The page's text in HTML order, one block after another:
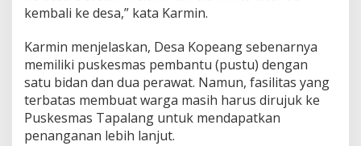
kembali ke desa,” kata Karmin.
Karmin menjelaskan, Desa Kopeang sebenarnya
memiliki puskesmas pembantu (pustu) dengan
satu bidan dan dua perawat. Namun, fasilitas yang
terbatas membuat warga masih harus dirujuk ke
Puskesmas Tapalang untuk mendapatkan
penanganan lebih lanjut.